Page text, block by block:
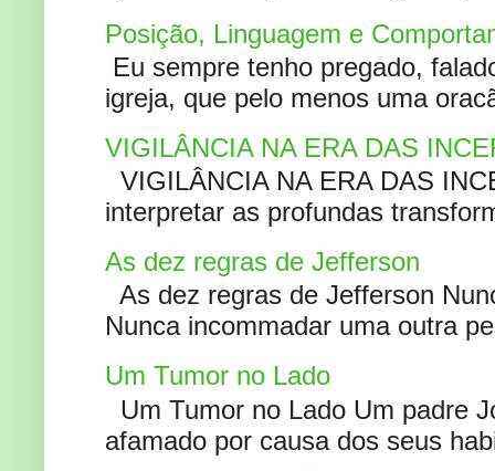
Posição, Linguagem e
Eu sempre tenho pregado,
igreja, que pelo menos uma
VIGILÂNCIA NA ERA DAS
VIGILÂNCIA NA ERA DAS
interpretar as profundas
As dez regras de Jefferson
As dez regras de Jefferson
Nunca incommadar uma outra
Um Tumor no Lado
Um Tumor no Lado Um padre
afamado por causa dos seus